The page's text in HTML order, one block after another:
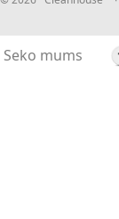
Seko mums